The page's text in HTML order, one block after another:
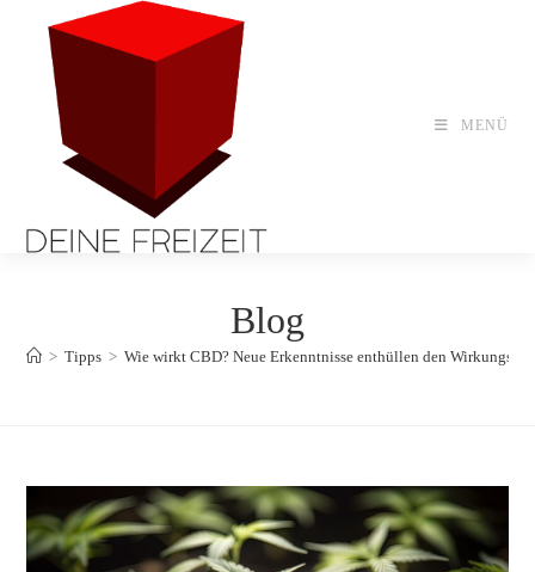
springen
MENÜ
Blog
> Tipps > Wie wirkt CBD? Neue Erkenntnisse enthüllen den